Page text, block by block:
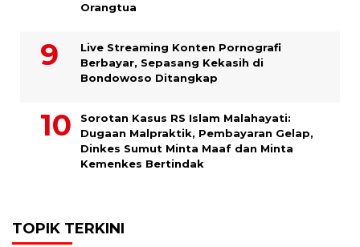
Orangtua
Live Streaming Konten Pornografi
Berbayar, Sepasang Kekasih di
Bondowoso Ditangkap
Sorotan Kasus RS Islam Malahayati:
Dugaan Malpraktik, Pembayaran Gelap,
Dinkes Sumut Minta Maaf dan Minta
Kemenkes Bertindak
TOPIK TERKINI